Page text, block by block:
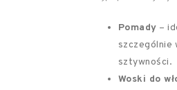
Pomady –
szczególnie
sztywności.
Woski do